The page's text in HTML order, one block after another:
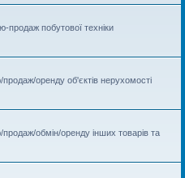
продаж побутової техніки
оренду об'єктів нерухомості
обмін/оренду інших товарів та